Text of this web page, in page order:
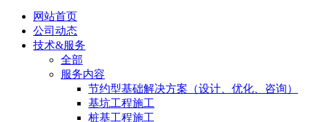
网站首页
公司动态
技术&服务
全部
服务内容
节约型基础解决方案（设计、优化、咨询）
基坑工程施工
桩基工程施工